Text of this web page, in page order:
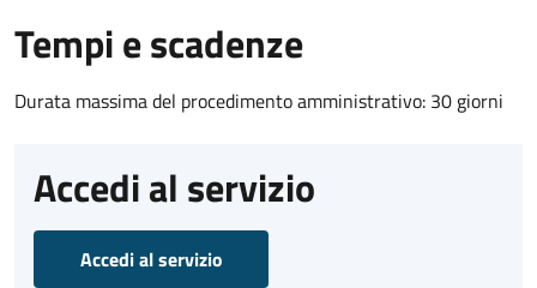
Tempi e scadenze
Durata massima del procedimento amministrativo: 30 giorni
Accedi al servizio
Accedi al servizio